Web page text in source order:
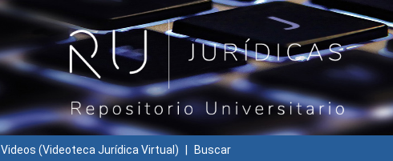
Videos (Videoteca Jurídica Virtual) Buscar